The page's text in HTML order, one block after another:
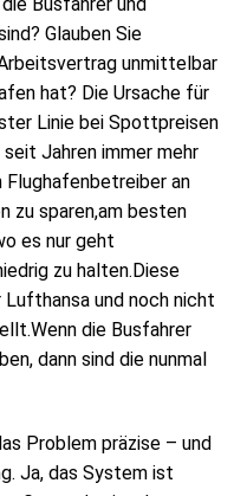
Glauben Sie
unmittelbar
hat? Die Ursache für
Linie bei Spottpreisen
Jahren immer mehr
an
zu sparen,am besten
es nur geht
zu halten.Diese
Lufthansa und noch nicht
die Busfahrer
dann sind die nunmal
Problem präzise – und
Ja, das System ist